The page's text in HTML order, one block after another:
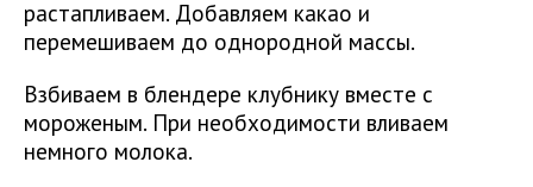
растапливаем. Добавляем какао и
перемешиваем до однородной массы.
Взбиваем в блендере клубнику вместе с
мороженым. При необходимости вливаем
немного молока.